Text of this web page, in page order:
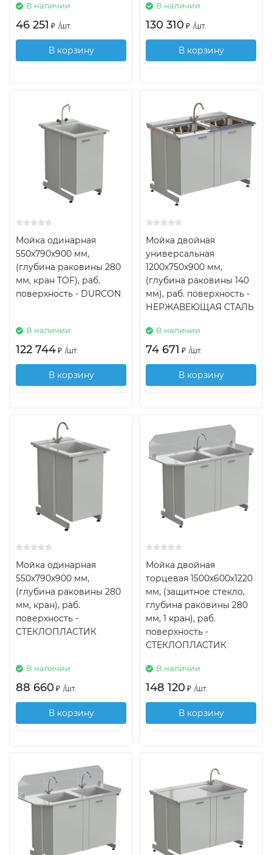
В наличии
46 251 ₽ /шт.
В корзину
В наличии
130 310 ₽ /шт.
В корзину
Мойка одинарная
550х790х900 мм,
(глубина раковины 280
мм, кран TOF), раб.
поверхность - DURCON
В наличии
122 744 ₽ /шт.
В корзину
Мойка двойная
универсальная
1200х750х900 мм,
(глубина раковины 140
мм), раб. поверхность -
НЕРЖАВЕЮЩАЯ СТАЛЬ
В наличии
74 671 ₽ /шт.
В корзину
Мойка одинарная
550х790х900 мм,
(глубина раковины 280
мм, кран), раб.
поверхность -
СТЕКЛОПЛАСТИК
В наличии
88 660 ₽ /шт.
В корзину
Мойка двойная
торцевая 1500х600х1220
мм, (защитное стекло,
глубина раковины 280
мм, 1 кран), раб.
поверхность -
СТЕКЛОПЛАСТИК
В наличии
148 120 ₽ /шт.
В корзину